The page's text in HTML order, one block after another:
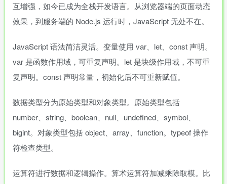
互增强，如今已成为全栈开发语言。从浏览器端的页面动态
效果，到服务端的 Node.js 运行时，JavaScript 无处不在。
JavaScript 语法简洁灵活。变量使用 var、let、const 声明。
var 是函数作用域，可重复声明。let 是块级作用域，不可重
复声明。const 声明常量，初始化后不可重新赋值。
数据类型分为原始类型和对象类型。原始类型包括
number、string、boolean、null、undefined、symbol、
bigint。对象类型包括 object、array、function。typeof 操作
符检查类型。
运算符进行数据和逻辑操作。算术运算符加减乘除取模。比